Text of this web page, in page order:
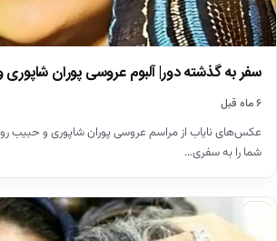
سفر به گذشته دور| آلبوم عروسی پوران
۶ ماه قبل
شما را به سفری…